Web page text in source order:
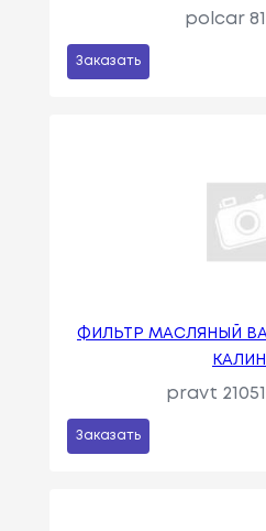
polcar
Заказать
ФИЛЬТР МАСЛЯНЫЙ ВАЗ
pravt
Заказать